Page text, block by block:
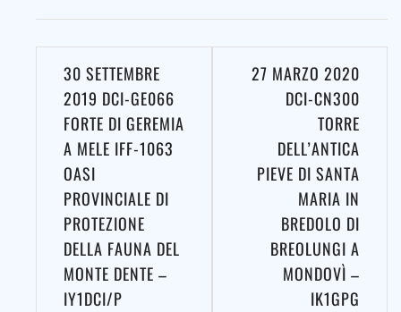
Navigazione
articoli
30 SETTEMBRE
2019 DCI-GE066
FORTE DI GEREMIA
A MELE IFF-1063
OASI
PROVINCIALE DI
PROTEZIONE
DELLA FAUNA DEL
MONTE DENTE –
IY1DCI/P
27 MARZO 2020
DCI-CN300
TORRE
DELL’ANTICA
PIEVE DI SANTA
MARIA IN
BREDOLO DI
BREOLUNGI A
MONDOVÌ –
IK1GPG